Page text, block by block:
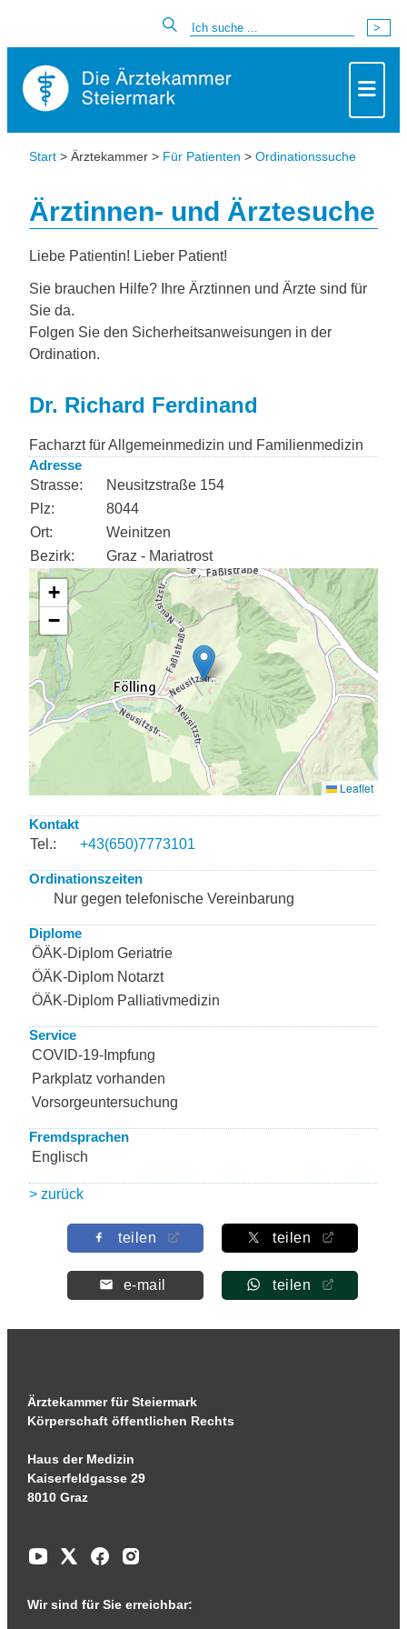
Start > Ärztekammer > Für Patienten > Ordinationssuche
Ärztinnen- und Ärztesuche
Liebe Patientin! Lieber Patient!
Sie brauchen Hilfe? Ihre Ärztinnen und Ärzte sind für
Sie da.
Folgen Sie den Sicherheitsanweisungen in der
Ordination.
Dr. Richard Ferdinand
Facharzt für Allgemeinmedizin und Familienmedizin
Adresse
Strasse:
Neusitzstraße 154
Plz:
8044
Ort:
Weinitzen
Bezirk:
Graz - Mariatrost
Kontakt
Tel.:
+43(650)7773101
Ordinationszeiten
Nur gegen telefonische Vereinbarung
Diplome
ÖÄK-Diplom Geriatrie
ÖÄK-Diplom Notarzt
ÖÄK-Diplom Palliativmedizin
Service
COVID-19-Impfung
Parkplatz vorhanden
Vorsorgeuntersuchung
Fremdsprachen
Englisch
> zurück
teilen teilen
e-mail teilen
Ärztekammer für Steiermark
Körperschaft öffentlichen Rechts
Haus der Medizin
Kaiserfeldgasse 29
8010 Graz
Wir sind für Sie erreichbar: